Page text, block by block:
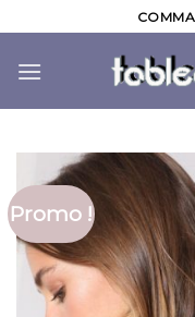
to
content
Promo !